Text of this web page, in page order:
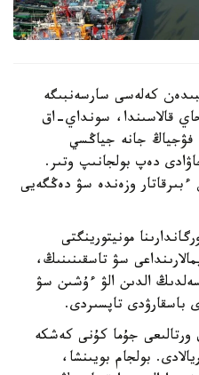
كەلەسى سارسەنبىگە
قالاسىندا، سونداي-اق
فۋجياڭ جانە جياڭسي
دەپ بولجانىپ وتىر.
وزەندە سۋ دەڭگەيى
مونيتورينگتى
سۋ تاسقىنىنىڭ،
الدىن الۋ ءۇشىن سۋ
باسقارۋدى تاپسىردى.
ورتالىعى جۇما كۇنى كەشكە
بولجام بويىنشا،